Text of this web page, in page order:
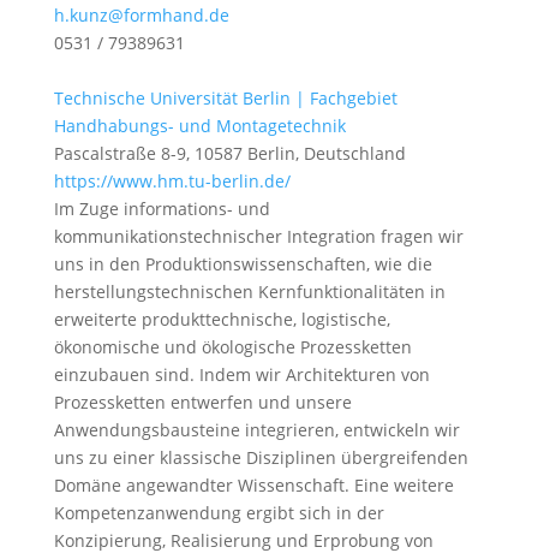
h.kunz@formhand.de
0531 / 79389631
Technische Universität Berlin | Fachgebiet
Handhabungs- und Montagetechnik
Pascalstraße 8-9, 10587 Berlin, Deutschland
https://www.hm.tu-berlin.de/
Im Zuge informations- und
kommunikationstechnischer Integration fragen wir
uns in den Produktionswissenschaften, wie die
herstellungstechnischen Kernfunktionalitäten in
erweiterte produkttechnische, logistische,
ökonomische und ökologische Prozessketten
einzubauen sind. Indem wir Architekturen von
Prozessketten entwerfen und unsere
Anwendungsbausteine integrieren, entwickeln wir
uns zu einer klassische Disziplinen übergreifenden
Domäne angewandter Wissenschaft. Eine weitere
Kompetenzanwendung ergibt sich in der
Konzipierung, Realisierung und Erprobung von